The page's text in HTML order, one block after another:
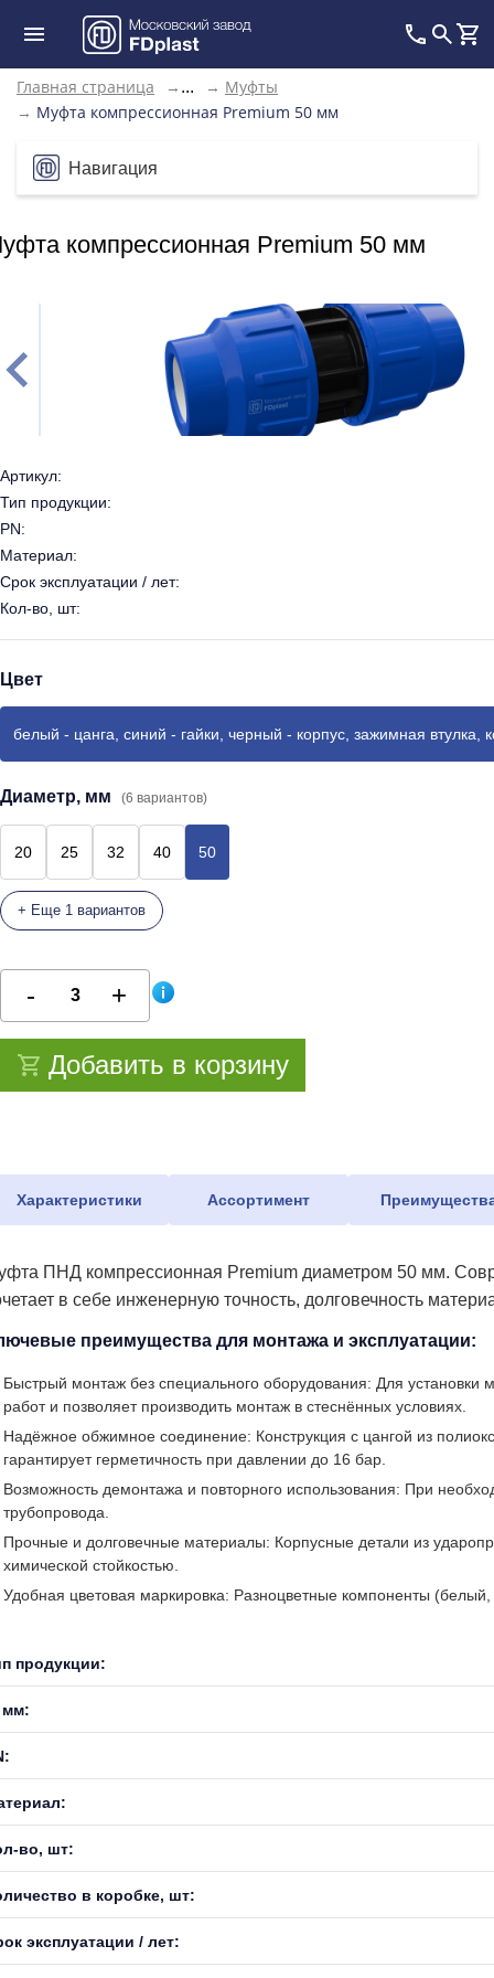
Главная страница → ... → Муфты
→ Муфта компрессионная Premium 50 мм
Навигация
компрессионная Premium 50 мм
Артикул:
Тип продукции:
PN:
Материал:
Срок эксплуатации / лет:
Кол-во, шт:
Цвет
белый - цанга, синий - гайки, черный - корпус, зажимная втулка,
Диаметр, мм (6 вариантов)
20 25 32 40 50
+ Еще 1 вариантов
Добавить в корзину
Характеристики Ассортимент
ПНД компрессионная Premium диаметром 50 мм.
в себе инженерную точность, долговечность
преимущества для монтажа и эксплуатации:
Быстрый монтаж без специального оборудования: Для установки
работ и позволяет производить монтаж в стеснённых условиях.
Надёжное обжимное соединение: Конструкция с цангой из
гарантирует герметичность при давлении до 16 бар.
Возможность демонтажа и повторного использования: При
трубопровода.
Прочные и долговечные материалы: Корпусные детали из
химической стойкостью.
Удобная цветовая маркировка: Разноцветные компоненты
продукции:
мм:
во, шт:
в коробке, шт:
эксплуатации / лет: